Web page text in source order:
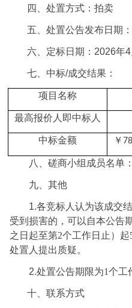
四 、处置方式：拍卖
五 、处置公告发布日期：
六 定标日期： 2026年4
七 中标/成交结果：
项目名称
最高报价人即中标人
中标金额 ￥
八 、磋商小组成员名单
九 、其他
1.各竞标人认为该成交
受到损害的，可以自本公告
之日起至第2个工作日止）
处置 人提出质疑。
2.处置公告期限为1个工
十 、联系方式